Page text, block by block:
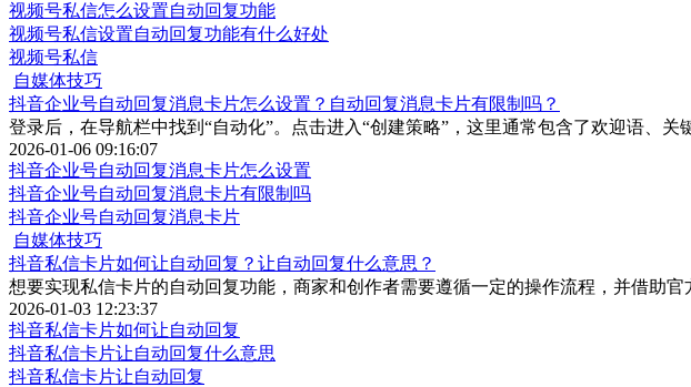
视频号私信怎么设置自动回复功能
视频号私信设置自动回复功能有什么好处
视频号私信
自媒体技巧
抖音企业号自动回复消息卡片怎么设置？自动回复消息卡片有限制吗？
登录后，在导航栏中找到“自动化”。点击进入“创建策略”，这里通常包含了欢迎语、关
2026-01-06 09:16:07
抖音企业号自动回复消息卡片怎么设置
抖音企业号自动回复消息卡片有限制吗
抖音企业号自动回复消息卡片
自媒体技巧
抖音私信卡片如何让自动回复？让自动回复什么意思？
想要实现私信卡片的自动回复功能，商家和创作者需要遵循一定的操作流程，并借助官
2026-01-03 12:23:37
抖音私信卡片如何让自动回复
抖音私信卡片让自动回复什么意思
抖音私信卡片让自动回复